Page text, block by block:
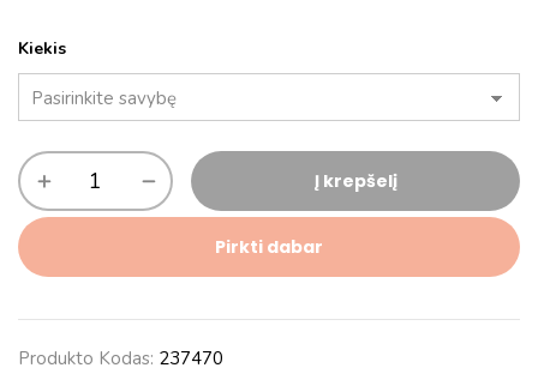
Kiekis
Į krepšelį
Pirkti dabar
Produkto Kodas: 237470